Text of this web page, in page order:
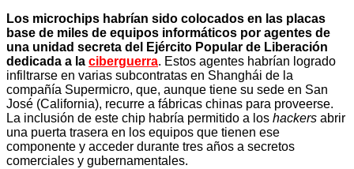
Los microchips habrían sido colocados en las placas
base de miles de equipos informáticos por agentes de
una unidad secreta del Ejército Popular de Liberación
dedicada a la ciberguerra. Estos agentes habrían logrado
infiltrarse en varias subcontratas en Shanghái de la
compañía Supermicro, que, aunque tiene su sede en San
José (California), recurre a fábricas chinas para proveerse.
La inclusión de este chip habría permitido a los hackers abrir
una puerta trasera en los equipos que tienen ese
componente y acceder durante tres años a secretos
comerciales y gubernamentales.